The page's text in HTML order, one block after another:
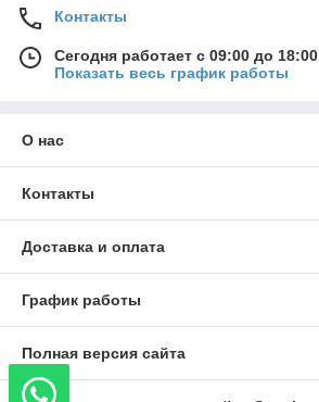
Контакты
Сегодня работает с 09:00 до 18:00
Показать весь график работы
О нас
Контакты
Доставка и оплата
График работы
Полная версия сайта